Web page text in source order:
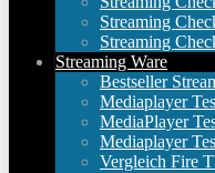
Streaming
Streaming
Streaming Ware
Bestseller
Mediaplayer
MediaPlayer
Mediaplayer
Vergleich Fire